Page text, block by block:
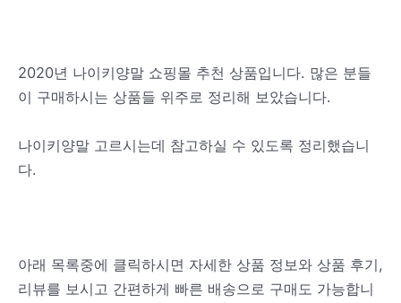
2020년 나이키양말 쇼핑몰 추천 상품입니다. 많은 분들
이 구매하시는 상품들 위주로 정리해 보았습니다.
나이키양말 고르시는데 참고하실 수 있도록 정리했습니
다.
아래 목록중에 클릭하시면 자세한 상품 정보와 상품 후기,
리뷰를 보시고 간편하게 빠른 배송으로 구매도 가능합니